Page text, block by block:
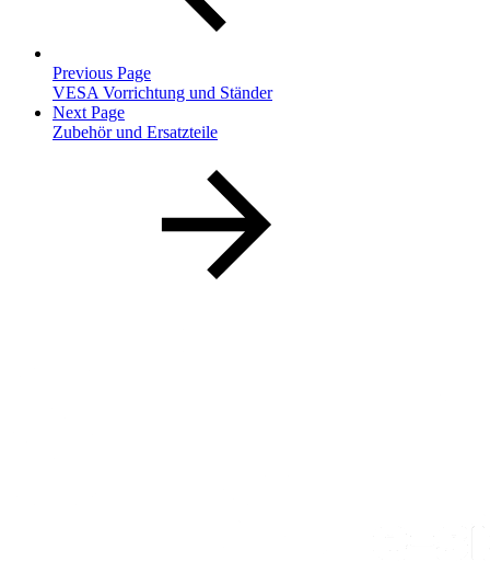
Previous Page
VESA Vorrichtung und Ständer
Next Page
Zubehör und Ersatzteile